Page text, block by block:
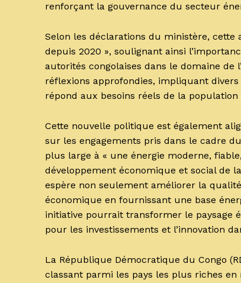
renforçant la gouvernance du secteur
Selon les déclarations du ministère, cette
depuis 2020 », soulignant ainsi
autorités congolaises dans le domaine de
réflexions approfondies, impliquant
répond aux besoins réels de la
Cette nouvelle politique est également
sur les engagements pris dans le cadre
plus large à « une énergie moderne,
développement économique et social de
espère non seulement améliorer la
économique en fournissant une base
initiative pourrait transformer le paysage
pour les investissements et l’innovation
La République Démocratique du Congo
classant parmi les pays les plus riches